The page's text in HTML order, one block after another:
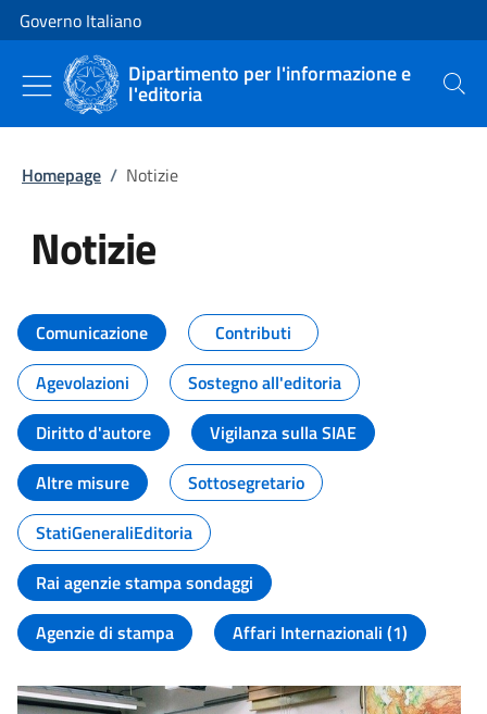
Vai al contenuto
Vai alla navigazione del sito
Governo Italiano
Dipartimento per l'informazione e
l'editoria Cerca
Homepage / Notizie
Notizie
Tutti i contenuti della pagina
Comunicazione
Contributi
Agevolazioni
Sostegno all'editoria
Diritto d'autore
Vigilanza sulla SIAE
Altre misure
Sottosegretario
StatiGeneraliEditoria
Rai agenzie stampa sondaggi
Agenzie di stampa
Affari Internazionali (1)